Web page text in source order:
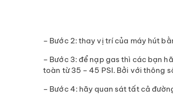
– Bước 2: thay vị trí của máy hút
– Bước 3: để nạp gas thì các bạn
toàn từ 35 – 45 PSI. Bởi với thông
– Bước 4: hãy quan sát tất cả